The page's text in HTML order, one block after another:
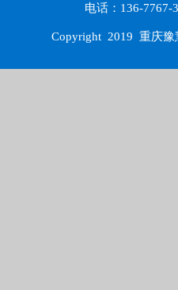
电话：136-
Copyright 2019 重庆豫